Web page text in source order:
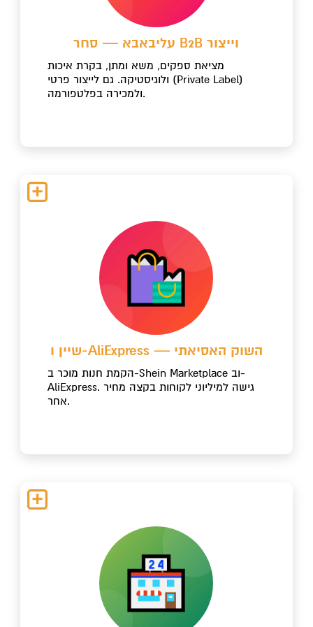
עליבאבא — סחר B2B וייצור
מציאת ספקים, משא ומתן, בקרת איכות
ולוגיסטיקה. גם לייצור פרטי (Private Label)
ולמכירה בפלטפורמה.
שיין ו-AliExpress — השוק האסיאתי
הקמת חנות מוכר ב-Shein Marketplace וב-
AliExpress. גישה למיליוני לקוחות בקצה מחיר
אחר.